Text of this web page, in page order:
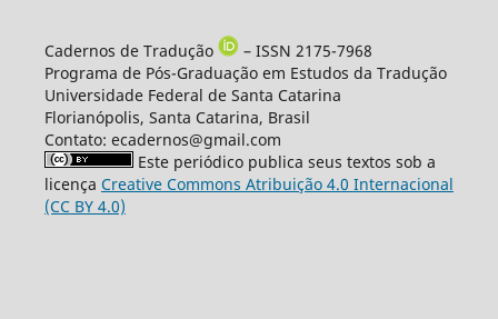
Cadernos de Tradução
– ISSN 2175-7968
Programa de Pós-Graduação em Estudos da Tradução
Universidade Federal de Santa Catarina
Florianópolis, Santa Catarina, Brasil
Contato: ecadernos@gmail.com
Este periódico publica seus textos sob a
licença Creative Commons Atribuição 4.0 Internacional
(CC BY 4.0)